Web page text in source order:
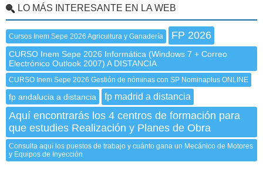
LO MÁS INTERESANTE EN LA WEB
Cursos Inem Sepe 2026 Agricultura y Ganadería FP 2026
CURSO Inem Sepe 2026 Informática (Windows 7 + Correo
Electrónico Outlook 2007) A DISTANCIA
CURSO Inem Sepe 2026 Gestión de nóminas con SP Nominaplus ONLINE
fp andalucia a distancia fp madrid a distancia
Aquí encontrarás los 4 centros de formación para
que estudies Realización y Planes de Obra
Consulta aquí los puestos de trabajo y cuánto gana un Mecánico de Motores
y Equipos de Inyección